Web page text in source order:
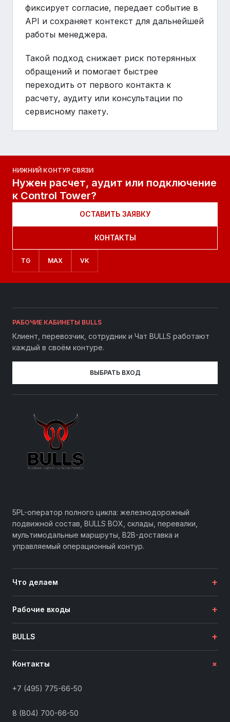
фиксирует согласие, передает событие в
API и сохраняет контекст для дальнейшей
работы менеджера.
Такой подход снижает риск потерянных
обращений и помогает быстрее
переходить от первого контакта к
расчету, аудиту или консультации по
сервисному пакету.
НИЖНИЙ КОНТУР СВЯЗИ
Нужен расчет, аудит или подключение
к Control Tower?
ОСТАВИТЬ ЗАЯВКУ
КОНТАКТЫ
TG MAX VK
РАБОЧИЕ КАБИНЕТЫ BULLS
Клиент, перевозчик, сотрудник и Чат BULLS работают
каждый в своём контуре.
ВЫБРАТЬ ВХОД
5PL-оператор полного цикла: железнодорожный
подвижной состав, BULLS BOX, склады, перевалки,
мультимодальные маршруты, B2B-доставка и
управляемый операционный контур.
Что делаем +
Рабочие входы +
BULLS +
Контакты +
+7 (495) 775-66-50
8 (804) 700-66-50